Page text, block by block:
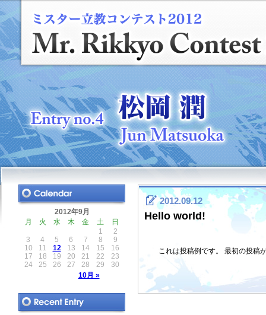
2012.09.12
Hello world!
これは投稿例です。 最初の投稿
2012年9月
月
火 水 木 金 土 日
10月 »
1
2
3
4 5 6 7 8
9
10
11 12 13 14 15
16
17
18 19 20 21 22
23
24
25 26 27 28 29 30